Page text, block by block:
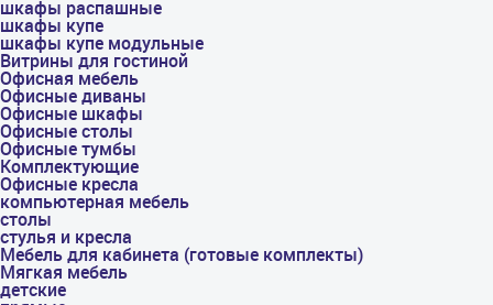
шкафы распашные
шкафы купе
шкафы купе модульные
Витрины для гостиной
Офисная мебель
Офисные диваны
Офисные шкафы
Офисные столы
Офисные тумбы
Комплектующие
Офисные кресла
компьютерная мебель
столы
стулья и кресла
Мебель для кабинета (готовые комплекты)
Мягкая мебель
детские